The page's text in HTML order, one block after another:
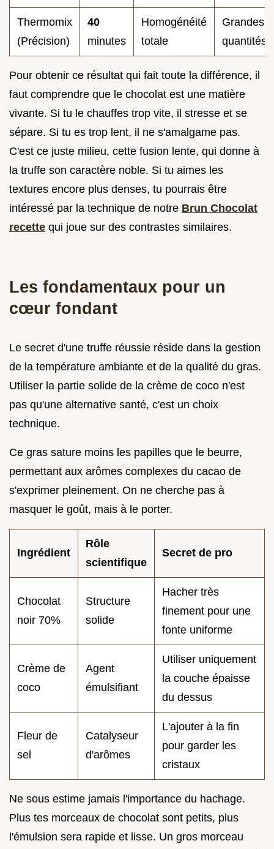
Thermomix
(Précision)
40
minutes
Homogénéité
totale
Grandes
quantités
Pour obtenir ce résultat qui fait toute la différence, il
faut comprendre que le chocolat est une matière
vivante. Si tu le chauffes trop vite, il stresse et se
sépare. Si tu es trop lent, il ne s'amalgame pas.
C'est ce juste milieu, cette fusion lente, qui donne à
la truffe son caractère noble. Si tu aimes les
textures encore plus denses, tu pourrais être
intéressé par la technique de notre Brun Chocolat
recette qui joue sur des contrastes similaires.
Les fondamentaux pour un
cœur fondant
Le secret d'une truffe réussie réside dans la gestion
de la température ambiante et de la qualité du gras.
Utiliser la partie solide de la crème de coco n'est
pas qu'une alternative santé, c'est un choix
technique.
Ce gras sature moins les papilles que le beurre,
permettant aux arômes complexes du cacao de
s'exprimer pleinement. On ne cherche pas à
masquer le goût, mais à le porter.
Ingrédient
Rôle
scientifique
Secret de pro
Chocolat
noir 70%
Structure
solide
Hacher très
finement pour une
fonte uniforme
Crème de
coco
Agent
émulsifiant
Utiliser uniquement
la couche épaisse
du dessus
Fleur de
sel
Catalyseur
d'arômes
L'ajouter à la fin
pour garder les
cristaux
Ne sous estime jamais l'importance du hachage.
Plus tes morceaux de chocolat sont petits, plus
l'émulsion sera rapide et lisse. Un gros morceau